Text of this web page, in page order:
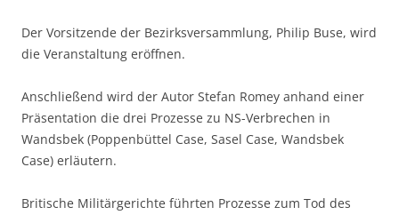
Der Vorsitzende der Bezirksversammlung, Philip Buse, wird
die Veranstaltung eröffnen.
Anschließend wird der Autor Stefan Romey anhand einer
Präsentation die drei Prozesse zu NS-Verbrechen in
Wandsbek (Poppenbüttel Case, Sasel Case, Wandsbek
Case) erläutern.
Britische Militärgerichte führten Prozesse zum Tod des